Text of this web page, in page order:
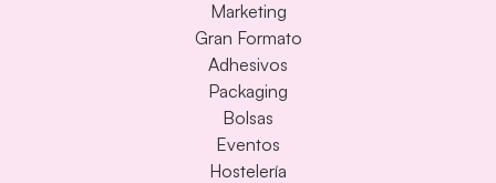
Marketing
Gran Formato
Adhesivos
Packaging
Bolsas
Eventos
Hostelería